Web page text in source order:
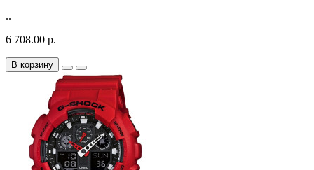
..
6 708.00 р.
В корзину